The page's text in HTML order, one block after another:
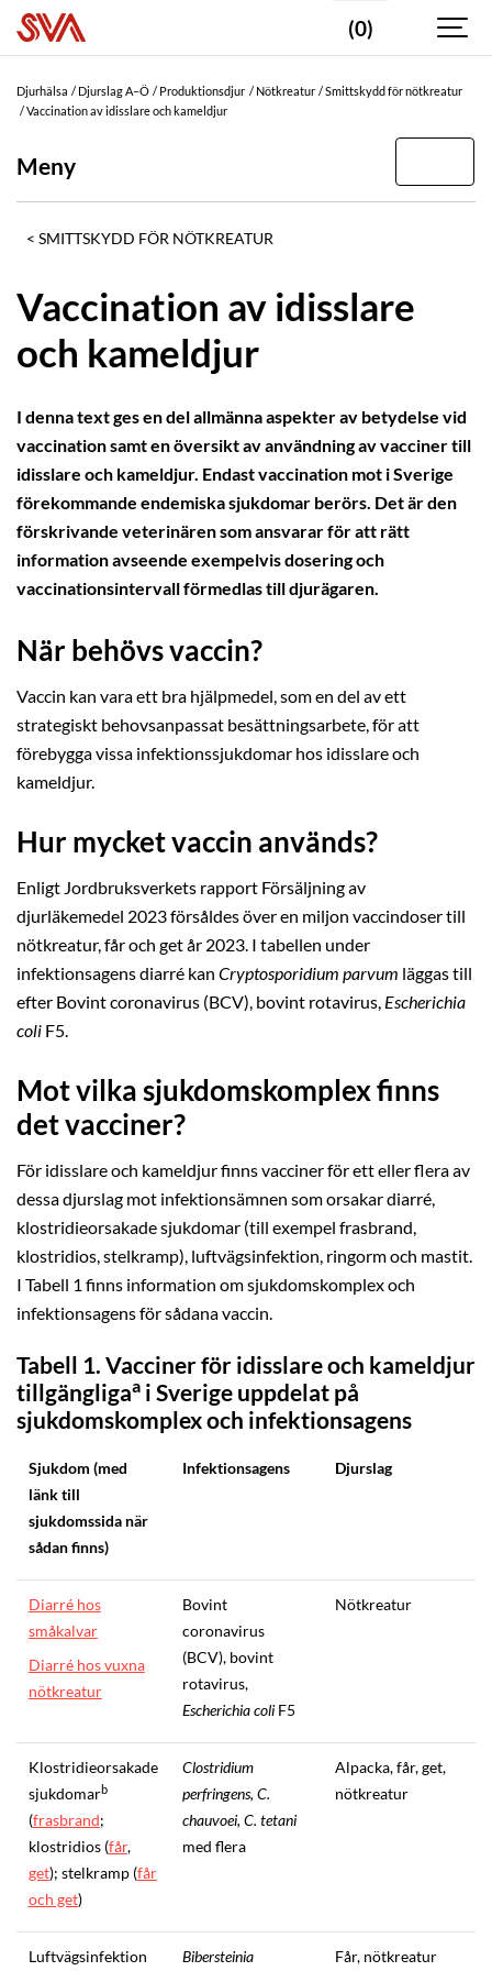
(0)
Djurhälsa Djurslag A–Ö Produktionsdjur Nötkreatur
Smittskydd för nötkreatur
Vaccination av idisslare och kameldjur
Meny
SMITTSKYDD FÖR NÖTKREATUR
Vaccination av idisslare
och kameldjur
I denna text ges en del allmänna aspekter av betydelse vid
vaccination samt en översikt av användning av vacciner till
idisslare och kameldjur. Endast vaccination mot i Sverige
förekommande endemiska sjukdomar berörs. Det är den
förskrivande veterinären som ansvarar för att rätt
information avseende exempelvis dosering och
vaccinationsintervall förmedlas till djurägaren.
När behövs vaccin?
Vaccin kan vara ett bra hjälpmedel, som en del av ett
strategiskt behovsanpassat besättningsarbete, för att
förebygga vissa infektionssjukdomar hos idisslare och
kameldjur.
Hur mycket vaccin används?
Enligt Jordbruksverkets rapport Försäljning av
djurläkemedel 2023 försåldes över en miljon vaccindoser till
nötkreatur, får och get år 2023. I tabellen under
infektionsagens diarré kan Cryptosporidium parvum läggas till
efter Bovint coronavirus (BCV), bovint rotavirus, Escherichia
coli F5.
Mot vilka sjukdomskomplex finns
det vacciner?
För idisslare och kameldjur finns vacciner för ett eller flera av
dessa djurslag mot infektionsämnen som orsakar diarré,
klostridieorsakade sjukdomar (till exempel frasbrand,
klostridios, stelkramp), luftvägsinfektion, ringorm och mastit.
I Tabell 1 finns information om sjukdomskomplex och
infektionsagens för sådana vaccin.
Tabell 1. Vacciner för idisslare och kameldjur
tillgängligaa i Sverige uppdelat på
sjukdomskomplex och infektionsagens
Sjukdom (med
länk till
sjukdomssida när
sådan finns)
Infektionsagens Djurslag
Diarré hos
småkalvar
Diarré hos vuxna
nötkreatur
Bovint
coronavirus
(BCV), bovint
rotavirus,
Escherichia coliF5
Nötkreatur
Klostridieorsakade
sjukdomarb
(frasbrand;
klostridios (får,
get); stelkramp (får
och get)
Clostridium
perfringens, C.
chauvoei, C. tetani
med flera
Alpacka, får, get,
nötkreatur
Luftvägsinfektion Bibersteinia Får, nötkreatur